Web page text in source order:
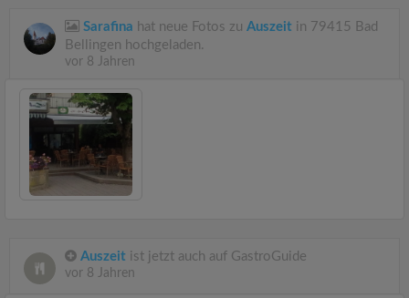
Sarafina hat neue Fotos zu Auszeit in 79415 Bad
Bellingen hochgeladen.
vor 8 Jahren
Auszeit ist jetzt auch auf GastroGuide
vor 8 Jahren